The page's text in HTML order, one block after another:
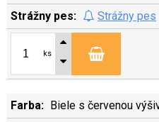
Strážny pes
ks
Biele s červenou